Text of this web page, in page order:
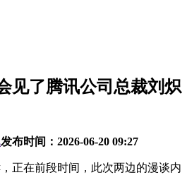
见了腾讯公司总裁刘炽
发布时间： 2026-06-20 09:27
在前段时间，此次两边的漫谈内